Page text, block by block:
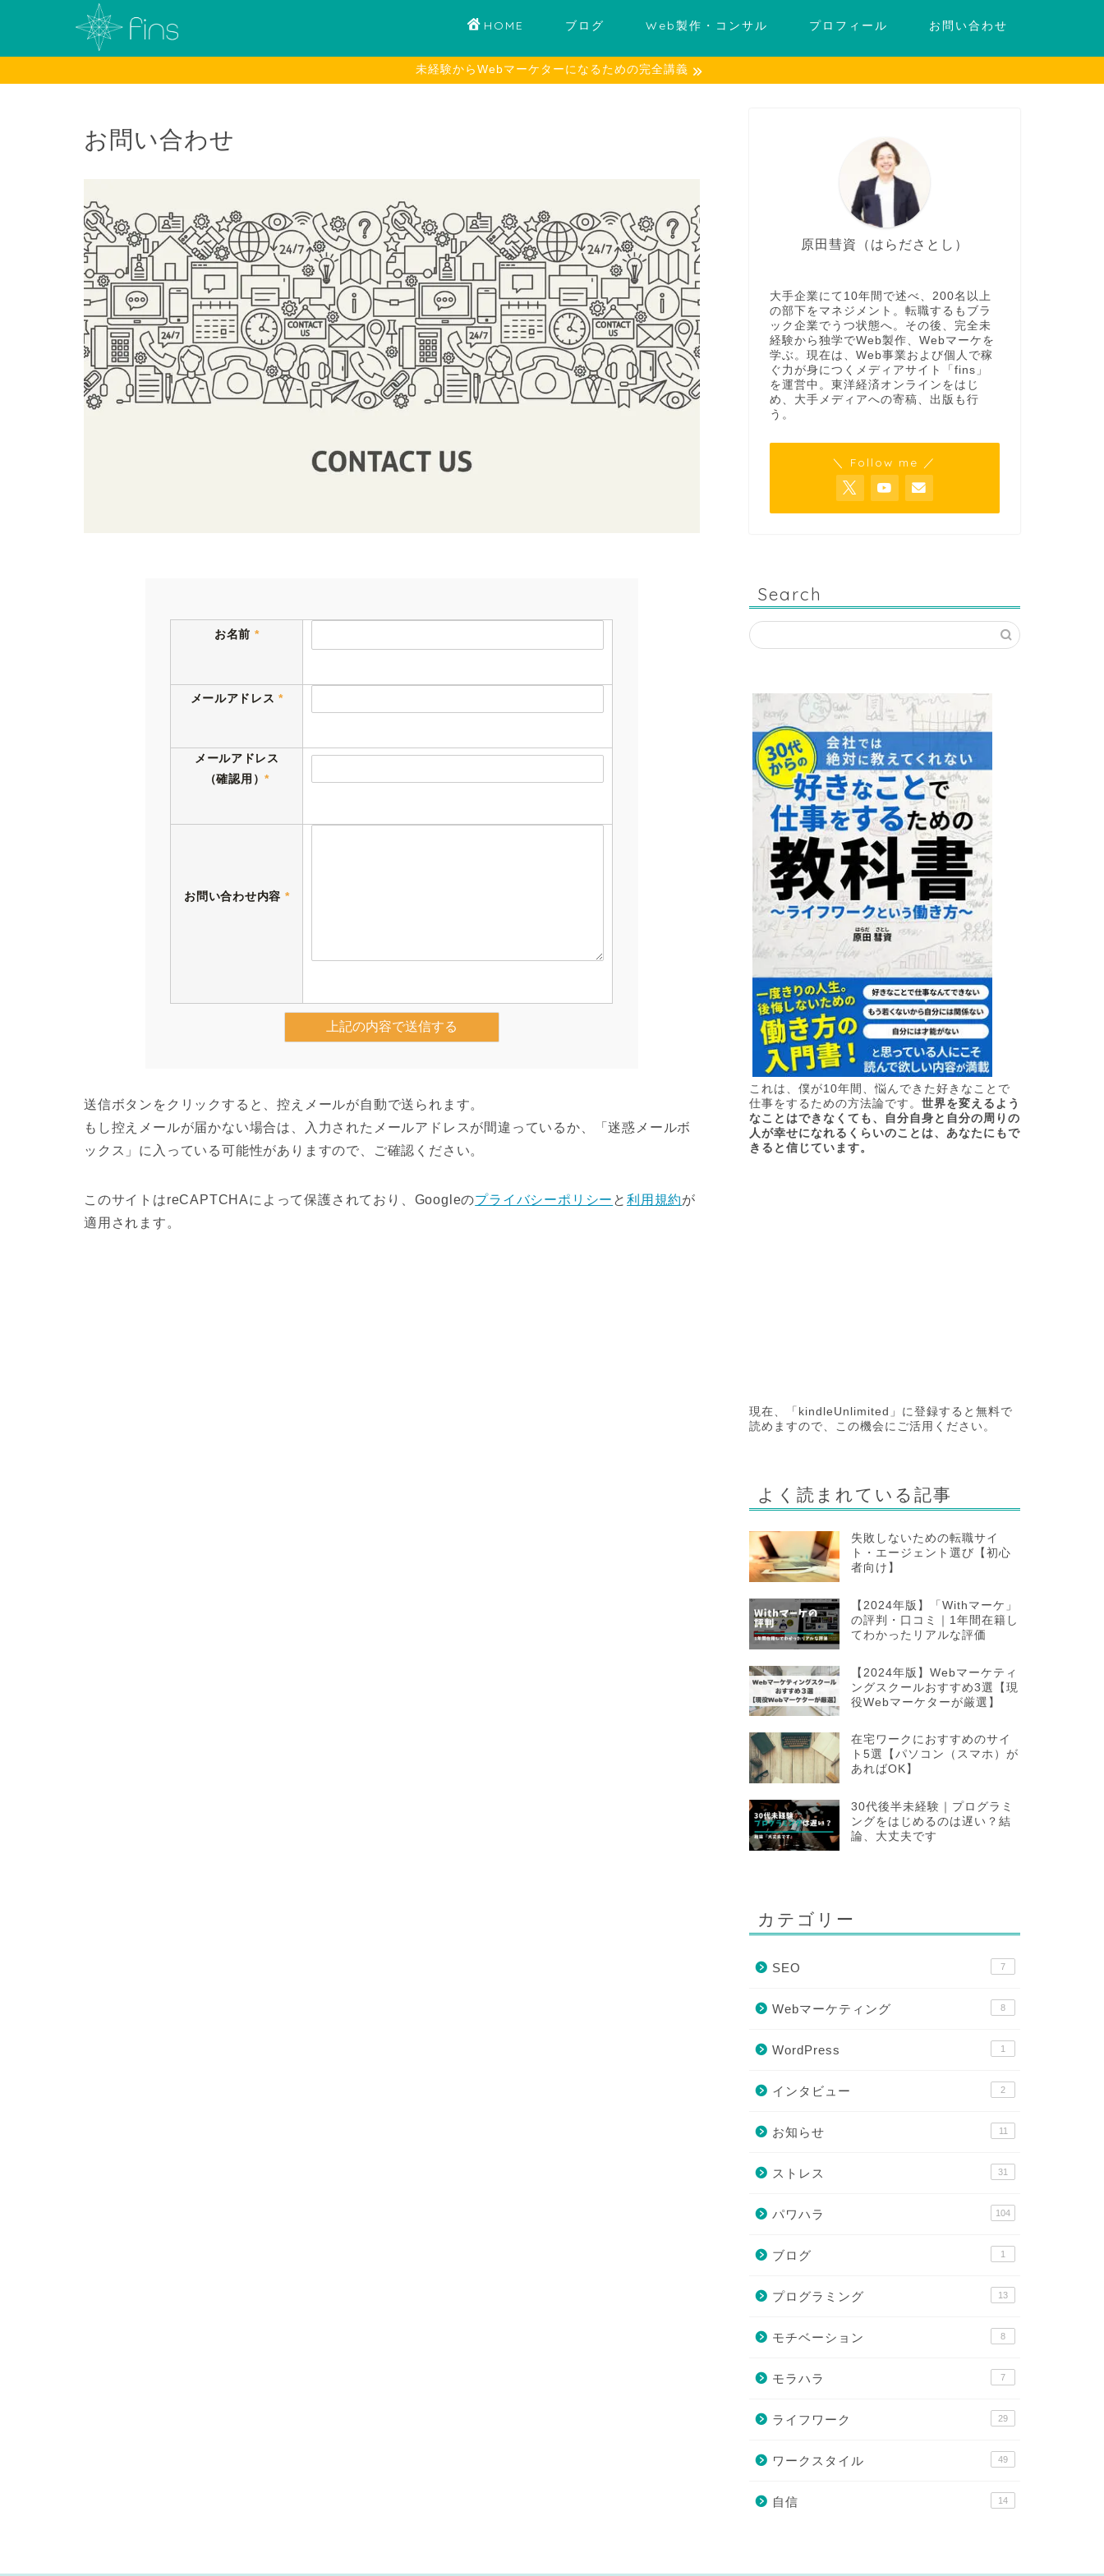
HOME ブログ Web製作・コンサル プロフィール お問い合わせ
未経験からWebマーケターになるための完全講義
お問い合わせ
お名前 *
メールアドレス*
メールアドレス
（確認用）*
お問い合わせ内容 *
送信ボタンをクリックすると、控えメールが自動で送られます。
もし控えメールが届かない場合は、入力されたメールアドレスが間違っているか、「迷惑メールボ
ックス」に入っている可能性がありますので、ご確認ください。
このサイトはreCAPTCHAによって保護されており、Googleのプライバシーポリシー と利用規約が
適用されます。
原田彗資（はらださとし）
大手企業にて10年間で述べ、200名以上
の部下をマネジメント。転職するもブラ
ック企業でうつ状態へ。その後、完全未
経験から独学でWeb製作、Webマーケを
学ぶ。現在は、Web事業および個人で稼
ぐ力が身につくメディアサイト「fins」
を運営中。東洋経済オンラインをはじ
め、大手メディアへの寄稿、出版も行
う。
＼ Follow me ／
Search
これは、僕が10年間、悩んできた好きなことで
仕事をするための方法論です。 世界を変えるよう
なことはできなくても、自分自身と自分の周りの
人が幸せになれるくらいのことは、あなたにもで
きると信じています。
現在、「kindleUnlimited」に登録すると無料で
読めますので、この機会にご活用ください。
よく読まれている記事
失敗しないための転職サイ
ト・エージェント選び【初心
者向け】
【2024年版】「Withマーケ」
の評判・口コミ｜1年間在籍し
てわかったリアルな評価
【2024年版】Webマーケティ
ングスクールおすすめ3選【現
役Webマーケターが厳選】
在宅ワークにおすすめのサイ
ト5選【パソコン（スマホ）が
あればOK】
30代後半未経験｜プログラミ
ングをはじめるのは遅い？結
論、大丈夫です
カテゴリー
SEO 7
Webマーケティング 8
WordPress 1
インタビュー 2
お知らせ 11
ストレス 31
パワハラ 104
ブログ 1
プログラミング 13
モチベーション 8
モラハラ 7
ライフワーク 29
ワークスタイル 49
自信 14